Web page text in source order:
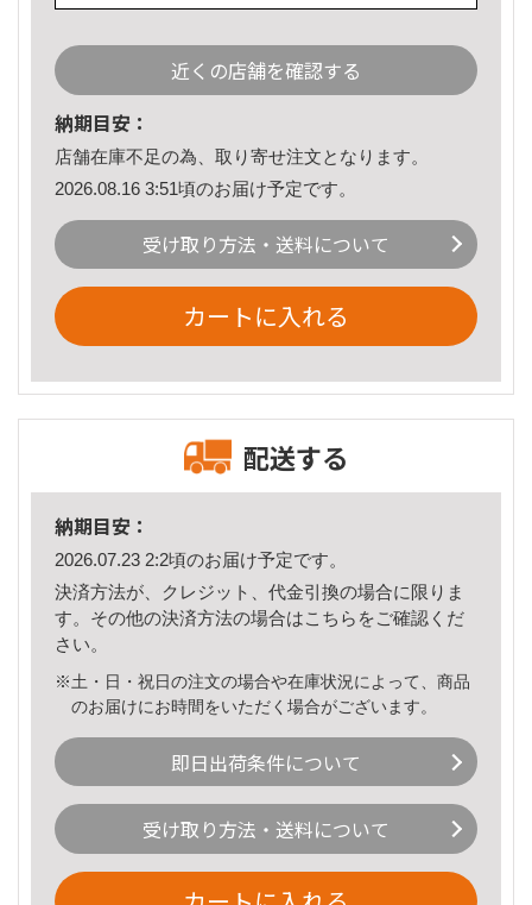
近くの店舗を確認する
納期目安：
店舗在庫不足の為、取り寄せ注文となります。
2026.08.16 3:51頃のお届け予定です。
受け取り方法・送料について
カートに入れる
配送する
納期目安：
2026.07.23 2:2頃のお届け予定です。
決済方法が、クレジット、代金引換の場合に限りま
す。その他の決済方法の場合はこちら をご確認くだ
さい。
※土・日・祝日の注文の場合や在庫状況によって、商品
のお届けにお時間をいただく場合がございます。
即日出荷条件について
受け取り方法・送料について